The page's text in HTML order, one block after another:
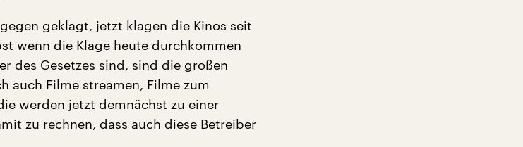
geklagt, jetzt klagen die Kinos seit
wenn die Klage heute durchkommen
des Gesetzes sind, sind die großen
auch Filme streamen, Filme zum
werden jetzt demnächst zu einer
zu rechnen, dass auch diese Betreiber